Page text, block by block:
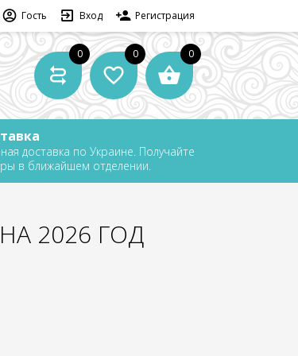
Гость Вход Регистрация
0 0 0
доставка по Украине. Получайте
в ближайшем отделении.
2026 ГОД